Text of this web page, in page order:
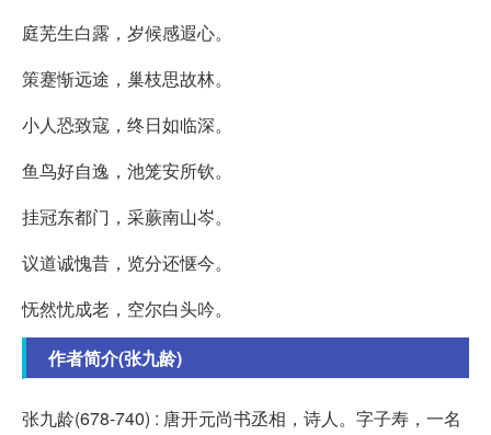
庭芜生白露，岁候感遐心。
策蹇惭远途，巢枝思故林。
小人恐致寇，终日如临深。
鱼鸟好自逸，池笼安所钦。
挂冠东都门，采蕨南山岑。
议道诚愧昔，览分还惬今。
怃然忧成老，空尔白头吟。
作者简介(张九龄)
张九龄(678-740) : 唐开元尚书丞相，诗人。字子寿，一名